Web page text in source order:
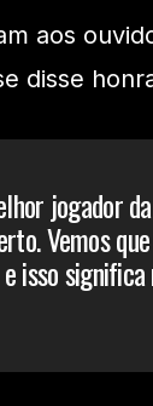
aos
disse
jogador
Vemos
isso